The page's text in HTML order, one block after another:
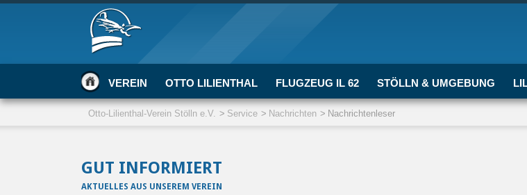
VEREIN OTTO LILIENTHAL FLUGZEUG IL 62 STÖLLN & UMGEBUNG
Otto-Lilienthal-Verein Stölln e.V. Service Nachrichten Nachrichtenleser
GUT INFORMIERT
AKTUELLES AUS UNSEREM VEREIN